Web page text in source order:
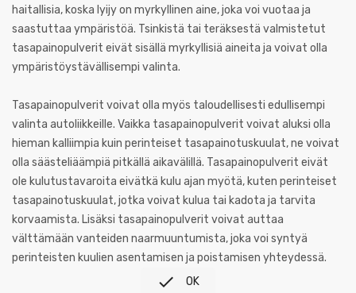
haitallisia, koska lyijy on myrkyllinen aine, joka voi vuotaa ja
saastuttaa ympäristöä. Tsinkistä tai teräksestä valmistetut
tasapainopulverit eivät sisällä myrkyllisiä aineita ja voivat olla
ympäristöystävällisempi valinta.
Tasapainopulverit voivat olla myös taloudellisesti edullisempi
valinta autoliikkeille. Vaikka tasapainopulverit voivat aluksi olla
hieman kalliimpia kuin perinteiset tasapainotuskuulat, ne voivat
olla säästeliäämpiä pitkällä aikavälillä. Tasapainopulverit eivät
ole kulutustavaroita eivätkä kulu ajan myötä, kuten perinteiset
tasapainotuskuulat, jotka voivat kulua tai kadota ja tarvita
korvaamista. Lisäksi tasapainopulverit voivat auttaa
välttämään vanteiden naarmuuntumista, joka voi syntyä
perinteisten kuulien asentamisen ja poistamisen yhteydessä.
 OK